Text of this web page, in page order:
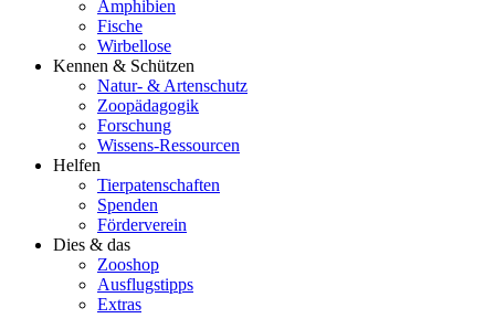
Amphibien
Fische
Wirbellose
Kennen & Schützen
Natur- & Artenschutz
Zoopädagogik
Forschung
Wissens-Ressourcen
Helfen
Tierpatenschaften
Spenden
Förderverein
Dies & das
Zooshop
Ausflugstipps
Extras